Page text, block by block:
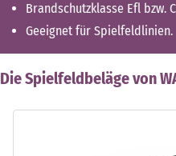
Brandschutzklasse Efl bzw.
Geeignet für Spielfeldlinien.
Die Spielfeldbeläge von